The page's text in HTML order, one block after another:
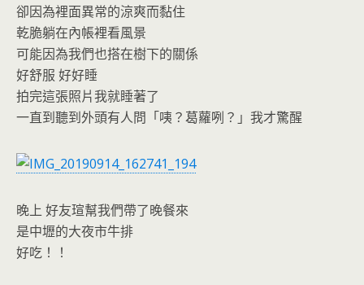
卻因為裡面異常的涼爽而黏住
乾脆躺在內帳裡看風景
可能因為我們也搭在樹下的關係
好舒服 好好睡
拍完這張照片我就睡著了
一直到聽到外頭有人問「咦？葛蘿咧？」我才驚醒
晚上 好友瑄幫我們帶了晚餐來
是中壢的大夜市牛排
好吃！！